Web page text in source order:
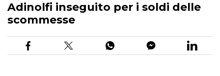
Adinolfi inseguito per i soldi delle
scommesse